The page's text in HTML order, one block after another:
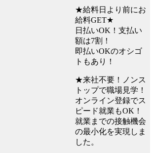
★給料日より前にお
給料GET★
日払いOK！支払い
額は7割！
即払いOKのオシゴ
トもあり！
★来社不要！ノンス
トップで職場見学！
オンライン登録でス
ピード就業もOK！
就業までの接触機会
の最小化を実現しま
した。